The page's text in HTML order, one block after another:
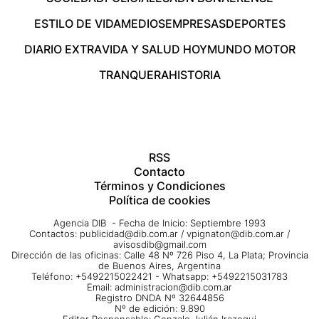
ESTILO DE VIDAMEDIOSEMPRESASDEPORTES
DIARIO EXTRAVIDA Y SALUD HOYMUNDO MOTOR
TRANQUERAHISTORIA
RSS
Contacto
Términos y Condiciones
Política de cookies
Agencia DIB - Fecha de Inicio: Septiembre 1993
Contactos: publicidad@dib.com.ar / vpignaton@dib.com.ar /
avisosdib@gmail.com
Dirección de las oficinas: Calle 48 Nº 726 Piso 4, La Plata; Provincia
de Buenos Aires, Argentina
Teléfono: +5492215022421 - Whatsapp: +5492215031783
Email: administracion@dib.com.ar
Registro DNDA Nº 32644856
Nº de edición: 9.890